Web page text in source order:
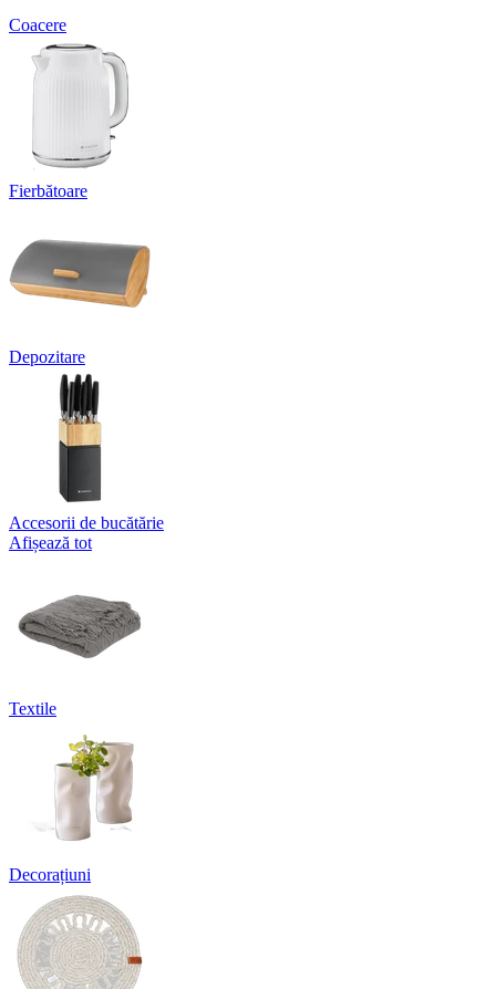
Coacere
Fierbătoare
Depozitare
Accesorii de bucătărie
Afișează tot
Textile
Decorațiuni